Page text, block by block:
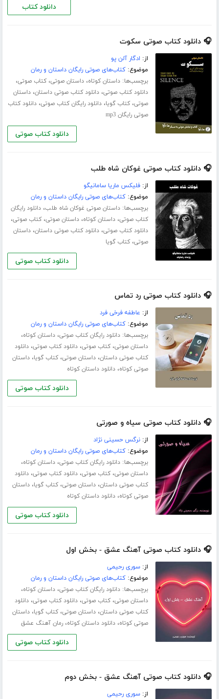
دانلود کتاب
🎧 دانلود کتاب صوتی سکوت
از: ادگار آلن پو
موضوع:کتاب‌های صوتی رایگان داستان و رمان
برچسب‌ها:داستان کوتاه،داستان صوتی،کتاب صوتی،
دانلود کتاب صوتی،دانلود کتاب صوتی داستان،داستان
صوتی،کتاب گویا،دانلود رایگان کتاب صوتی،دانلود کتاب
صوتی رایگان mp3
دانلود کتاب صوتی
🎧 دانلود کتاب صوتی غوکان شاه طلب
از:فلیکس ماریا سامانیگو
موضوع:کتاب‌های صوتی رایگان داستان و رمان
برچسب‌ها:داستان صوتی غوکان شاه طلب،دانلود رایگان
کتاب صوتی،داستان کوتاه،داستان صوتی،کتاب صوتی،
دانلود کتاب صوتی،دانلود کتاب صوتی داستان،داستان
صوتی،کتاب گویا
دانلود کتاب صوتی
🎧 دانلود کتاب صوتی رد تماس
از: عاطفه فرخی فرد
موضوع:کتاب‌های صوتی رایگان داستان و رمان
برچسب‌ها:دانلود رایگان کتاب صوتی،داستان کوتاه،
داستان صوتی،کتاب صوتی،دانلود کتاب صوتی،دانلود
کتاب صوتی داستان،داستان صوتی،کتاب گویا،داستان
صوتی کوتاه،دانلود داستان کوتاه
دانلود کتاب صوتی
🎧 دانلود کتاب صوتی سیاه و صورتی
از:نرگس حسینی نژاد
موضوع:کتاب‌های صوتی رایگان داستان و رمان
برچسب‌ها:دانلود رایگان کتاب صوتی،داستان کوتاه،
داستان صوتی،کتاب صوتی،دانلود کتاب صوتی،دانلود
کتاب صوتی داستان،داستان صوتی،کتاب گویا،داستان
صوتی کوتاه،دانلود داستان کوتاه
دانلود کتاب صوتی
🎧 دانلود کتاب صوتی آهنگ عشق - بخش اول
از:سوری رحیمی
موضوع:کتاب‌های صوتی رایگان داستان و رمان
برچسب‌ها:دانلود رایگان کتاب صوتی،داستان کوتاه،
داستان صوتی،کتاب صوتی،دانلود کتاب صوتی،دانلود
کتاب صوتی داستان،داستان صوتی،کتاب گویا،داستان
صوتی کوتاه،دانلود داستان کوتاه،رمان آهنگ عشق
دانلود کتاب صوتی
🎧 دانلود کتاب صوتی آهنگ عشق - بخش دوم
از:سوری رحیمی